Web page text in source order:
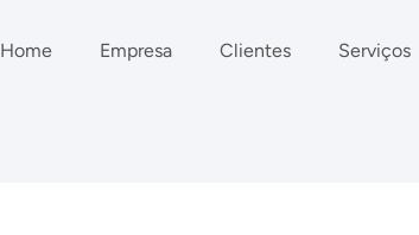
Home Empresa Clientes Serviços